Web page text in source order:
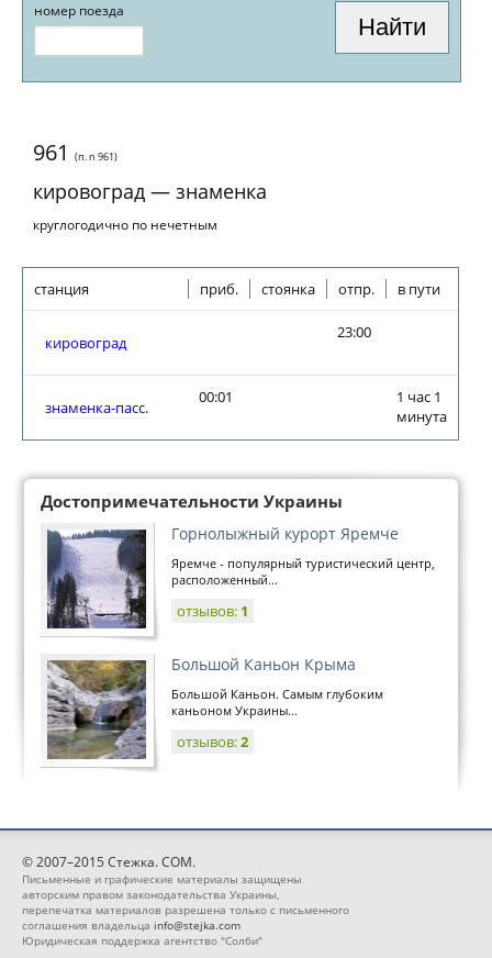
номер поезда
961 (п. n 961)
кировоград — знаменка
круглогодично по нечетным
станция приб. стоянка отпр. в пути
кировоград
23:00
знаменка-пасс.
00:01
1 час 1
минута
Достопримечательности Украины
Горнолыжный курорт Яремче
Яремче - популярный туристический центр,
расположенный...
отзывов: 1
Большой Каньон Крыма
Большой Каньон. Самым глубоким
каньоном Украины...
отзывов:2
© 2007–2015 Стежка. COM.
Письменные и графические материалы защищены
авторским правом законодательства Украины,
перепечатка материалов разрешена только с письменного
соглашения владельца info@stejka.com
Юридическая поддержка агентство "Солби"